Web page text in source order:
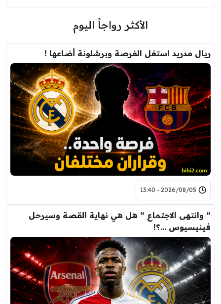
الأكثر رواجاً اليوم
ريال مدريد استغل الفرصة وبرشلونة أضاعها !
2026/08/05 - 13:40
“ وانتهى الاجتماع “ هل هي نهاية القصة وسيرحل
فينيسيوس …؟!